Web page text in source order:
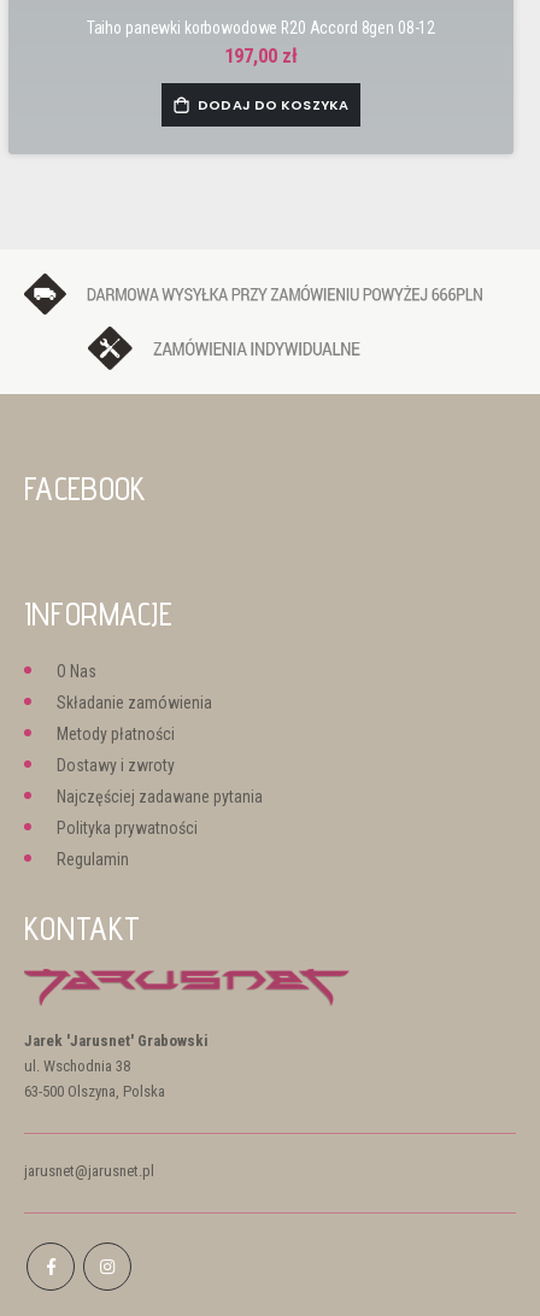
Taiho panewki korbowodowe R20 Accord 8gen 08-12
197,00 zł
DODAJ DO KOSZYKA
FACEBOOK
INFORMACJE
O Nas
Składanie zamówienia
Metody płatności
Dostawy i zwroty
Najczęściej zadawane pytania
Polityka prywatności
Regulamin
KONTAKT
Jarek 'Jarusnet' Grabowski
ul. Wschodnia 38
63-500 Olszyna, Polska
jarusnet@jarusnet.pl